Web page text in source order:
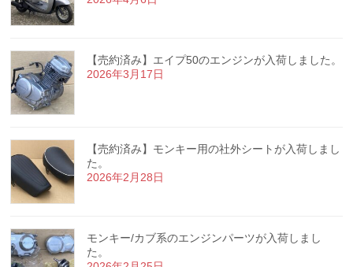
【売約済み】エイプ50のエンジンが入荷しました。
2026年3月17日
【売約済み】モンキー用の社外シートが入荷しまし
た。
2026年2月28日
モンキー/カブ系のエンジンパーツが入荷しまし
た。